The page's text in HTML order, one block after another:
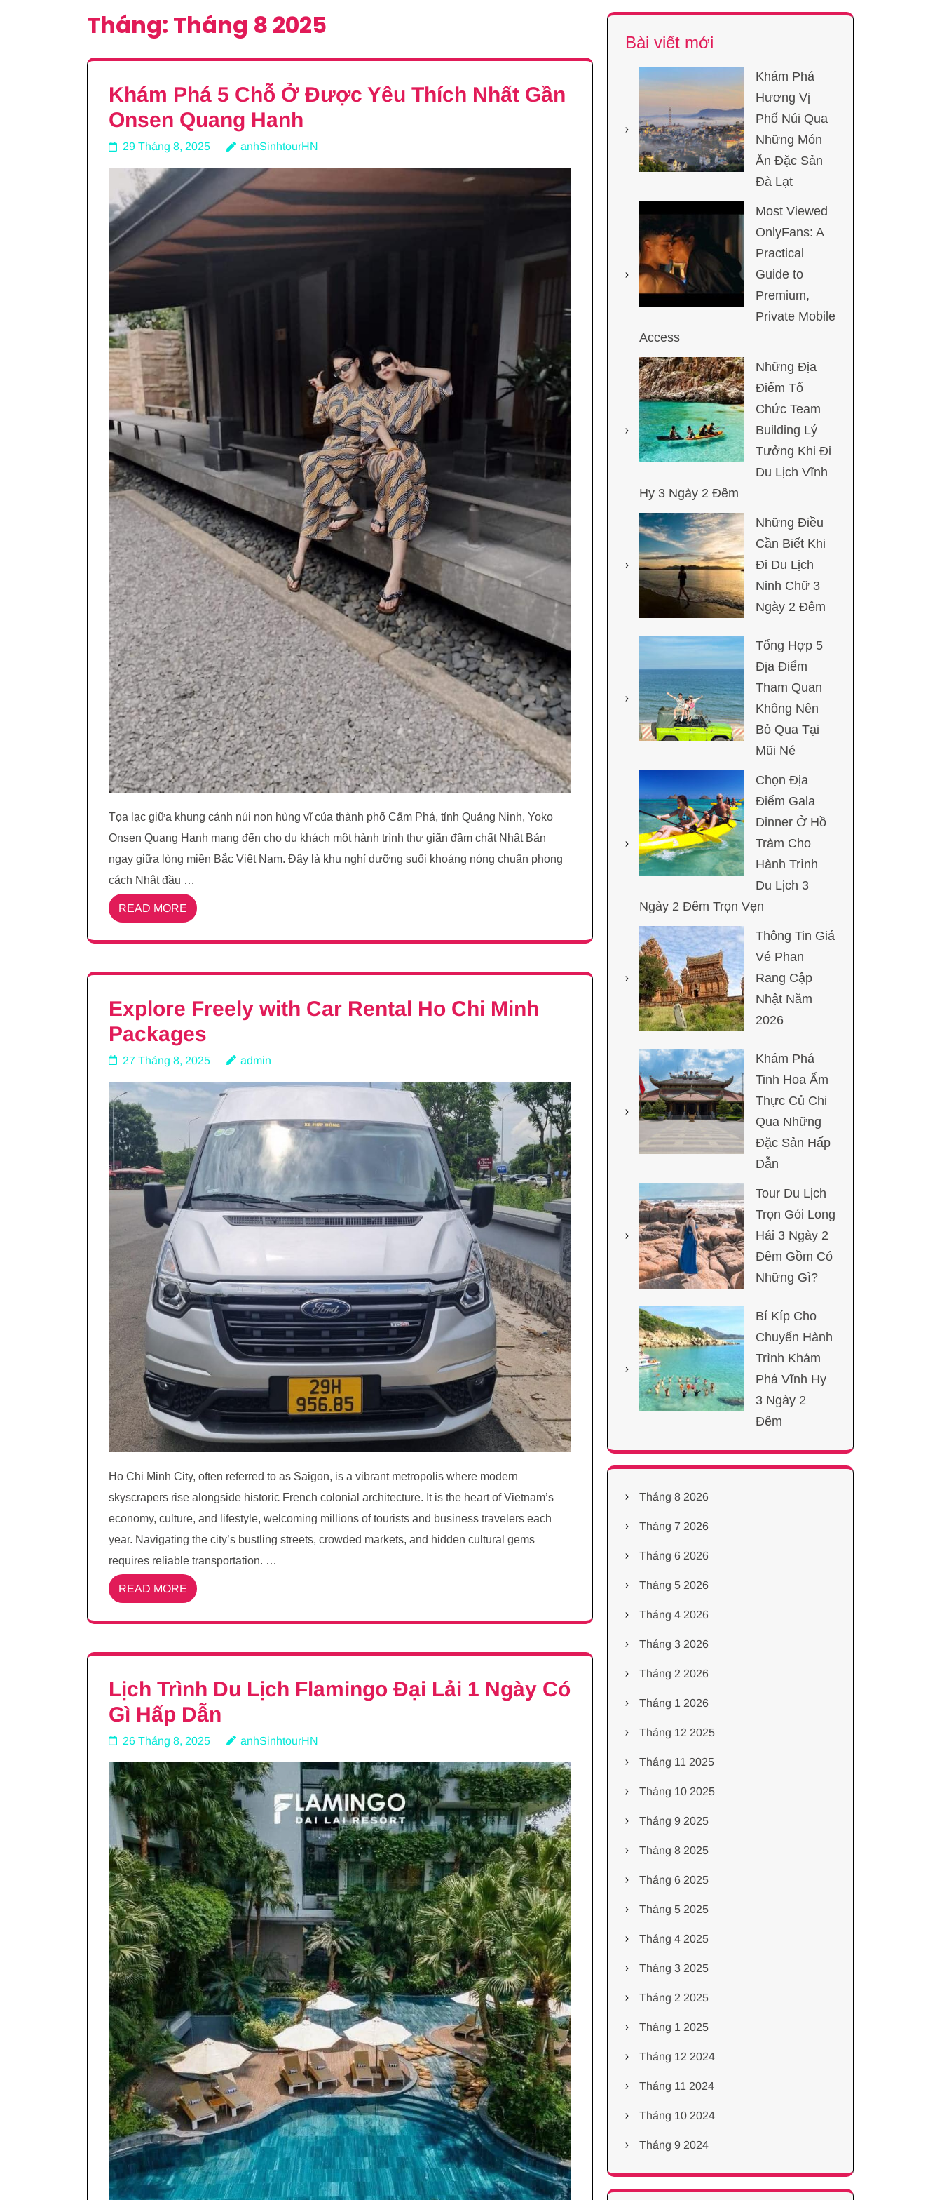
Tháng: Tháng 8 2025
Khám Phá 5 Chỗ Ở Được Yêu Thích Nhất Gần
Onsen Quang Hanh
29 Tháng 8, 2025 anhSinhtourHN
Tọa lạc giữa khung cảnh núi non hùng vĩ của thành phố Cẩm Phả, tỉnh Quảng Ninh, Yoko
Onsen Quang Hanh mang đến cho du khách một hành trình thư giãn đậm chất Nhật Bản
ngay giữa lòng miền Bắc Việt Nam. Đây là khu nghỉ dưỡng suối khoáng nóng chuẩn phong
cách Nhật đầu …
READ MORE
Explore Freely with Car Rental Ho Chi Minh
Packages
27 Tháng 8, 2025 admin
Ho Chi Minh City, often referred to as Saigon, is a vibrant metropolis where modern
skyscrapers rise alongside historic French colonial architecture. It is the heart of Vietnam’s
economy, culture, and lifestyle, welcoming millions of tourists and business travelers each
year. Navigating the city’s bustling streets, crowded markets, and hidden cultural gems
requires reliable transportation. …
READ MORE
Lịch Trình Du Lịch Flamingo Đại Lải 1 Ngày Có
Gì Hấp Dẫn
26 Tháng 8, 2025 anhSinhtourHN
Bài viết mới
Khám Phá
Hương Vị
Phố Núi Qua
Những Món
Ăn Đặc Sản
Đà Lạt
Most Viewed
OnlyFans: A
Practical
Guide to
Premium,
Private Mobile
Access
Những Địa
Điểm Tổ
Chức Team
Building Lý
Tưởng Khi Đi
Du Lịch Vĩnh
Hy 3 Ngày 2 Đêm
Những Điều
Cần Biết Khi
Đi Du Lịch
Ninh Chữ 3
Ngày 2 Đêm
Tổng Hợp 5
Địa Điểm
Tham Quan
Không Nên
Bỏ Qua Tại
Mũi Né
Chọn Địa
Điểm Gala
Dinner Ở Hồ
Tràm Cho
Hành Trình
Du Lịch 3
Ngày 2 Đêm Trọn Vẹn
Thông Tin Giá
Vé Phan
Rang Cập
Nhật Năm
2026
Khám Phá
Tinh Hoa Ẩm
Thực Củ Chi
Qua Những
Đặc Sản Hấp
Dẫn
Tour Du Lịch
Trọn Gói Long
Hải 3 Ngày 2
Đêm Gồm Có
Những Gì?
Bí Kíp Cho
Chuyến Hành
Trình Khám
Phá Vĩnh Hy
3 Ngày 2
Đêm
Tháng 8 2026
Tháng 7 2026
Tháng 6 2026
Tháng 5 2026
Tháng 4 2026
Tháng 3 2026
Tháng 2 2026
Tháng 1 2026
Tháng 12 2025
Tháng 11 2025
Tháng 10 2025
Tháng 9 2025
Tháng 8 2025
Tháng 6 2025
Tháng 5 2025
Tháng 4 2025
Tháng 3 2025
Tháng 2 2025
Tháng 1 2025
Tháng 12 2024
Tháng 11 2024
Tháng 10 2024
Tháng 9 2024